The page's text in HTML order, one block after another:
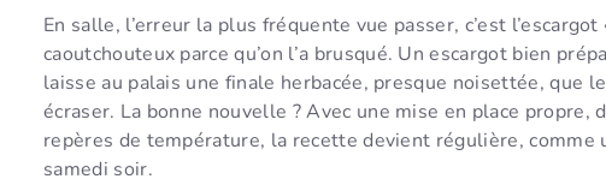
En salle, l’erreur la plus fréquente vue passer, c’est l’escargot
caoutchouteux parce qu’on l’a brusqué. Un escargot bien
laisse au palais une finale herbacée, presque noisettée, que
écraser. La bonne nouvelle ? Avec une mise en place propre,
repères de température, la recette devient régulière, comme
samedi soir.